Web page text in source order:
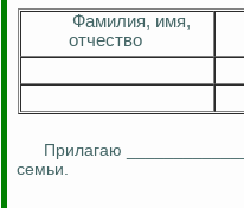
Фамилия, имя,
отчество
Прилагаю
семьи.